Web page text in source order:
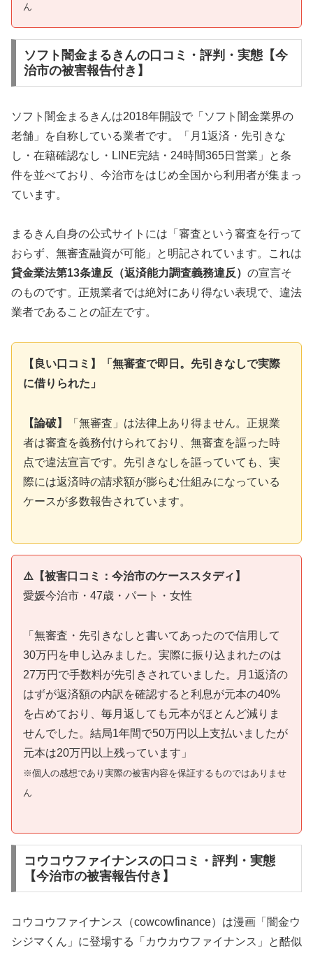
ん
ソフト闇金まるきんの口コミ・評判・実態【今
治市の被害報告付き】
ソフト闇金まるきんは2018年開設で「ソフト闇金業界の
老舗」を自称している業者です。「月1返済・先引きな
し・在籍確認なし・LINE完結・24時間365日営業」と条
件を並べており、今治市をはじめ全国から利用者が集まっ
ています。
まるきん自身の公式サイトには「審査という審査を行って
おらず、無審査融資が可能」と明記されています。これは
貸金業法第13条違反（返済能力調査義務違反） の宣言そ
のものです。正規業者では絶対にあり得ない表現で、違法
業者であることの証左です。
【良い口コミ】「無審査で即日。先引きなしで実際
に借りられた」
【論破】
「無審査」は法律上あり得ません。正規業
者は審査を義務付けられており、無審査を謳った時
点で違法宣言です。先引きなしを謳っていても、実
際には返済時の請求額が膨らむ仕組みになっている
ケースが多数報告されています。
⚠️【被害口コミ：今治市のケーススタディ】
愛媛今治市・47歳・パート・女性
「無審査・先引きなしと書いてあったので信用して
30万円を申し込みました。実際に振り込まれたのは
27万円で手数料が先引きされていました。月1返済の
はずが返済額の内訳を確認すると利息が元本の40%
を占めており、毎月返しても元本がほとんど減りま
せんでした。結局1年間で50万円以上支払いましたが
元本は20万円以上残っています」
※個人の感想であり実際の被害内容を保証するものではありませ
ん
コウコウファイナンスの口コミ・評判・実態
【今治市の被害報告付き】
コウコウファイナンス（cowcowfinance）は漫画「闇金ウ
シジマくん」に登場する「カウカウファイナンス」と酷似